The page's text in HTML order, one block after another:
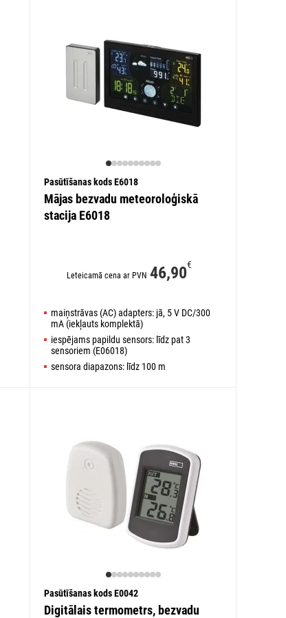
Pasūtīšanas kods E6018
Mājas bezvadu meteoroloģiskā
stacija E6018
Leteicamā cena ar PVN 46,90€
maiņstrāvas (AC) adapters: jā, 5 V DC/300
mA (iekļauts komplektā)
iespējams papildu sensors: līdz pat 3
sensoriem (E06018)
sensora diapazons: līdz 100 m
Pasūtīšanas kods E0042
Digitālais termometrs, bezvadu